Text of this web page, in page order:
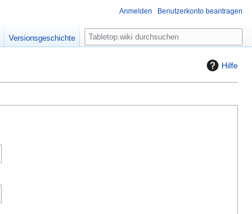
Hilfe
Anmelden Benutzerkonto beantragen
Versionsgeschichte
S
u
e